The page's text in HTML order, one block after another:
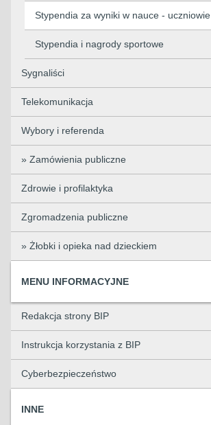
Stypendia za wyniki w nauce - uczniowie
Stypendia i nagrody sportowe
Sygnaliści
Telekomunikacja
Wybory i referenda
» Zamówienia publiczne
Zdrowie i profilaktyka
Zgromadzenia publiczne
» Żłobki i opieka nad dzieckiem
MENU INFORMACYJNE
Redakcja strony BIP
Instrukcja korzystania z BIP
Cyberbezpieczeństwo
INNE